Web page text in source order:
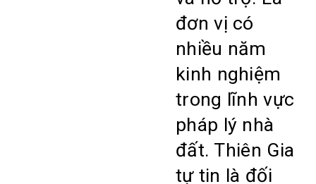
đơn vị có
nhiều năm
kinh nghiệm
trong lĩnh vực
pháp lý nhà
đất. Thiên Gia
tự tin là đối